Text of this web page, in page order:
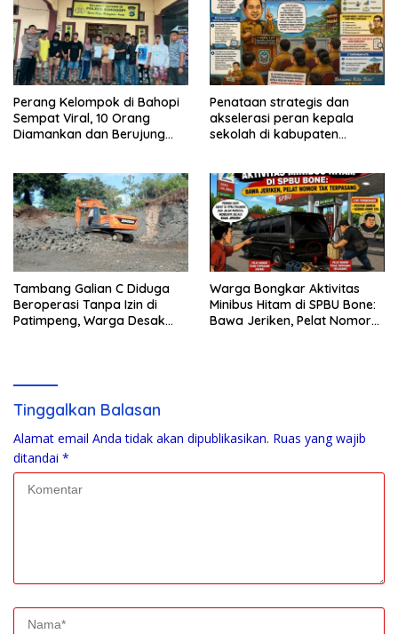
Perang Kelompok di Bahopi
Sempat Viral, 10 Orang
Diamankan dan Berujung
Penataan strategis dan
akselerasi peran kepala
sekolah di kabupaten
Tambang Galian C Diduga
Beroperasi Tanpa Izin di
Patimpeng, Warga Desak
Warga Bongkar Aktivitas
Minibus Hitam di SPBU Bone:
Bawa Jeriken, Pelat Nomor
Tinggalkan Balasan
Alamat email Anda tidak akan dipublikasikan. Ruas yang wajib
ditandai *